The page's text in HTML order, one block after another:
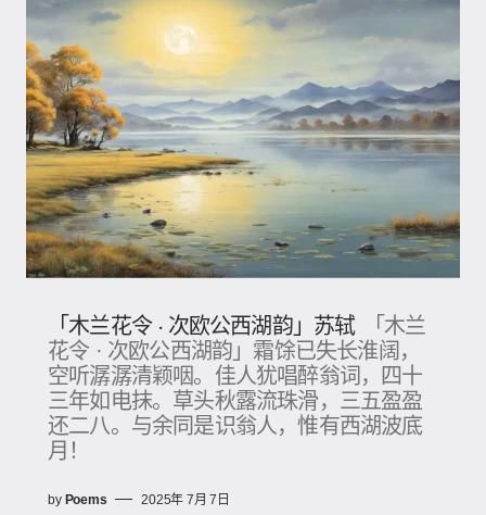
「木兰花令 · 次欧公西湖韵」苏轼
「木兰
花令 · 次欧公西湖韵」霜馀已失长淮阔，
空听潺潺清颖咽。佳人犹唱醉翁词，四十
三年如电抹。草头秋露流珠滑，三五盈盈
还二八。与余同是识翁人，惟有西湖波底
月！
by Poems 2025年 7月 7日